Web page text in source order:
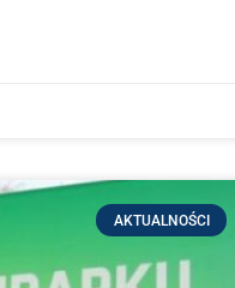
AKTUALNOŚCI